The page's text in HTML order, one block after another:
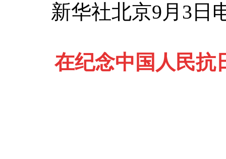
新华社北京9月3
在纪念中国人民抗